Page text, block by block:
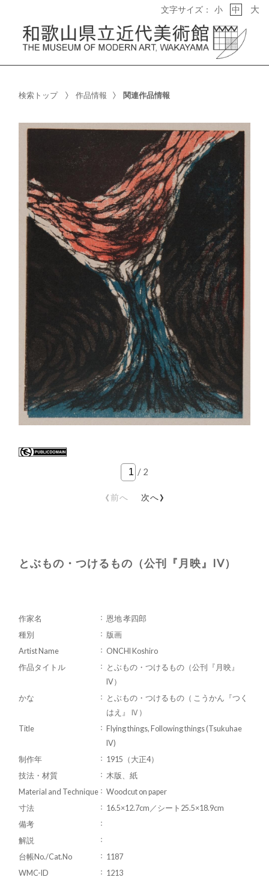
文字サイズ： 小 中 大
検索トップ 作品情報 関連作品情報
/ 2
‹前へ 次へ›
とぶもの・つけるもの（公刊『月映』IV）
作家名
恩地 孝四郎
種別
版画
Artist Name
ONCHI Koshiro
作品タイトル
とぶもの・つけるもの（公刊『月映』
IV）
かな
とぶもの・つけるもの（ こうかん『つく
はえ』 Ⅳ）
Title
Flying things, Following things (Tsukuhae
IV)
制作年
1915（大正4）
技法・材質
木版、紙
Material and Technique
Woodcut on paper
寸法
16.5×12.7cm／シート25.5×18.9cm
備考
解説
台帳No./Cat.No
1187
WMC-ID
1213